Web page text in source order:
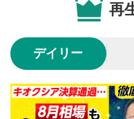
10秒戻し/10秒送
10秒、動画を巻き戻し
シークバー
再生位置を示していま
するとその位置から動
再
デイリー